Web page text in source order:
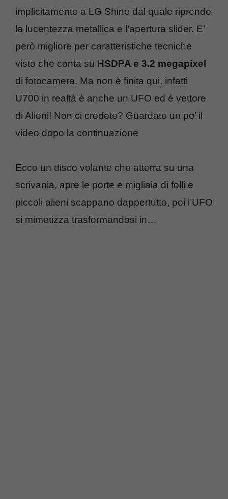
implicitamente a LG Shine dal quale riprende
la lucentezza metallica e l’apertura slider. E’
però migliore per caratteristiche tecniche
visto che conta su HSDPA e 3.2 megapixel
di fotocamera. Ma non è finita qui, infatti
U700 in realtà è anche un UFO ed è vettore
di Alieni! Non ci credete? Guardate un po’ il
video dopo la continuazione
Ecco un disco volante che atterra su una
scrivania, apre le porte e migliaia di folli e
piccoli alieni scappano dappertutto, poi l’UFO
si mimetizza trasformandosi in…